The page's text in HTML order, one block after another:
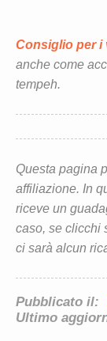
Consiglio per i
anche come
tempeh.
Questa pagina
affiliazione. In
riceve un
caso, se clicchi
ci sarà alcun
Pubblicato il:
Ultimo